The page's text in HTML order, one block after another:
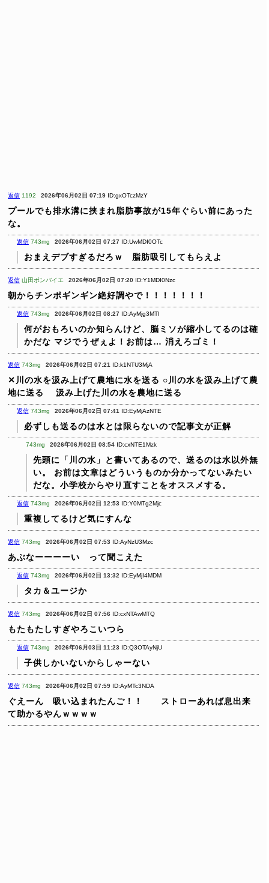
返信 1192 2026年06月02日 07:19 ID:gxOTczMzY
プールでも排水溝に挟まれ脂肪事故が15年ぐらい前にあった
な。
返信 743mg 2026年06月02日 07:27 ID:UwMDI0OTc
おまえデブすぎるだろｗ 脂肪吸引してもらえよ
返信 山田ボンバイエ 2026年06月02日 07:20 ID:Y1MDI0Nzc
朝からチンポギンギン絶好調やで！！！！！！！
返信 743mg 2026年06月02日 08:27 ID:AyMjg3MTI
何がおもろいのか知らんけど、脳ミソが縮小してるのは確
かだな マジでうぜぇよ！お前は… 消えろゴミ！
返信 743mg 2026年06月02日 07:21 ID:k1NTU3MjA
✕川の水を汲み上げて農地に水を送る ○川の水を汲み上げて農
地に送る
汲み上げた川の水を農地に送る
返信 743mg 2026年06月02日 07:41 ID:EyMjAzNTE
必ずしも送るのは水とは限らないので記事文が正解
743mg 2026年06月02日 08:54 ID:cxNTE1Mzk
先頭に「川の水」と書いてあるので、送るのは水以外無
い。
お前は文章はどういうものか分かってないみたい
だな。小学校からやり直すことをオススメする。
返信 743mg 2026年06月02日 12:53 ID:Y0MTg2Mjc
重複してるけど気にすんな
返信 743mg 2026年06月02日 07:53 ID:AyNzU3Mzc
あぶなーーーーい って聞こえた
返信 743mg 2026年06月02日 13:32 ID:EyMjI4MDM
タカ＆ユージか
返信 743mg 2026年06月02日 07:56 ID:cxNTAwMTQ
もたもたしすぎやろこいつら
返信 743mg 2026年06月03日 11:23 ID:Q3OTAyNjU
子供しかいないからしゃーない
返信 743mg 2026年06月02日 07:59 ID:AyMTc3NDA
ぐえーん 吸い込まれたんご！！ ストローあれば息出来
て助かるやんｗｗｗｗ